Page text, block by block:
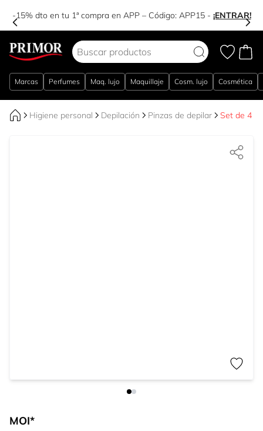
-15% dto en tu 1ª compra en APP – Código: APP15- ¡ENTRAR!
Marcas Perfumes Maq. lujo Maquillaje Cosm. lujo Cosmética
Higiene personal Depilación Pinzas de depilar Set de 4
MOI*